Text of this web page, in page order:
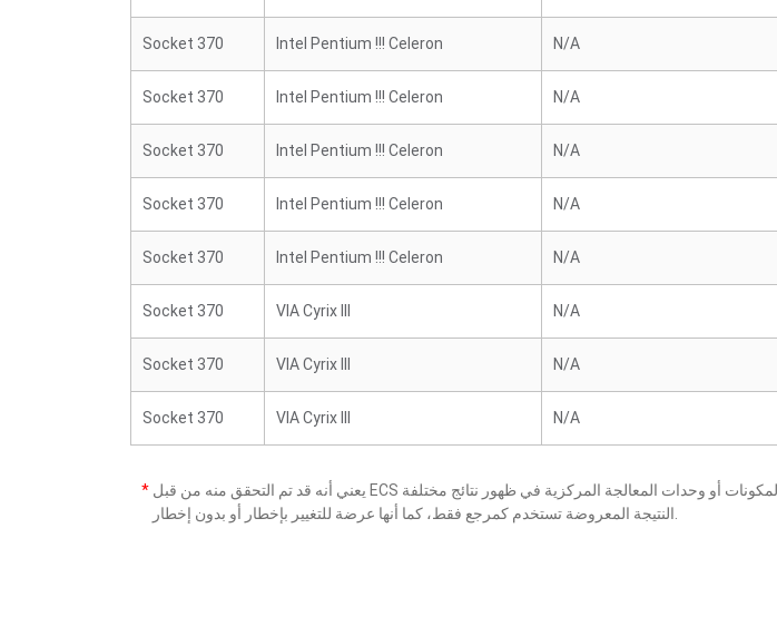
Socket 370 Intel Pentium !!! Celeron N/A
Socket 370 Intel Pentium !!! Celeron N/A
Socket 370 Intel Pentium !!! Celeron N/A
Socket 370 Intel Pentium !!! Celeron N/A
Socket 370 Intel Pentium !!! Celeron N/A
Socket 370 VIA Cyrix III N/A
Socket 370 VIA Cyrix III N/A
Socket 370 VIA Cyrix III N/A
*